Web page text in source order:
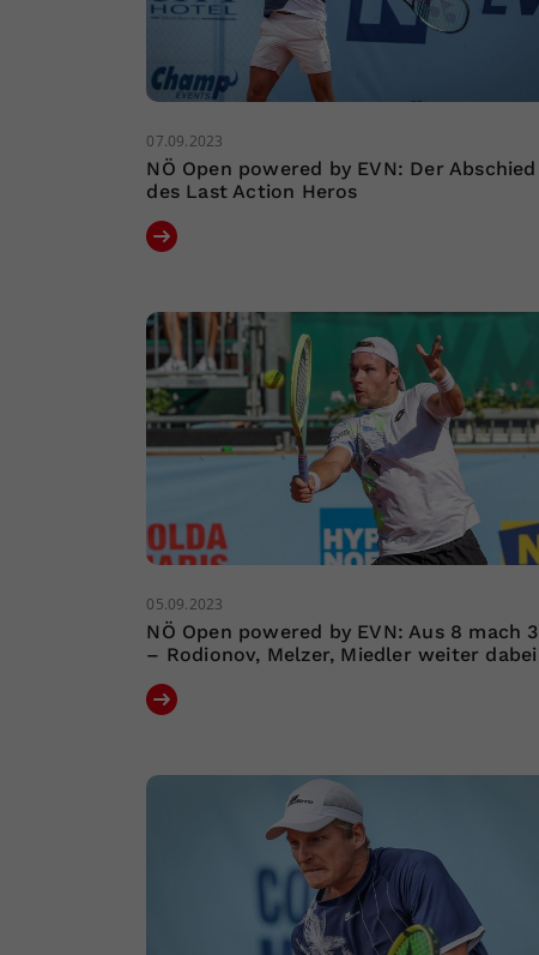
07.09.2023
NÖ Open powered by EVN: Der Abschied
des Last Action Heros
05.09.2023
NÖ Open powered by EVN: Aus 8 mach 3
– Rodionov, Melzer, Miedler weiter dabei